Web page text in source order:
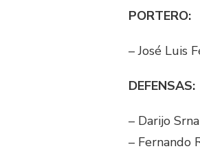
PORTERO:
– José Luis
DEFENSAS:
– Darijo
– Fernando